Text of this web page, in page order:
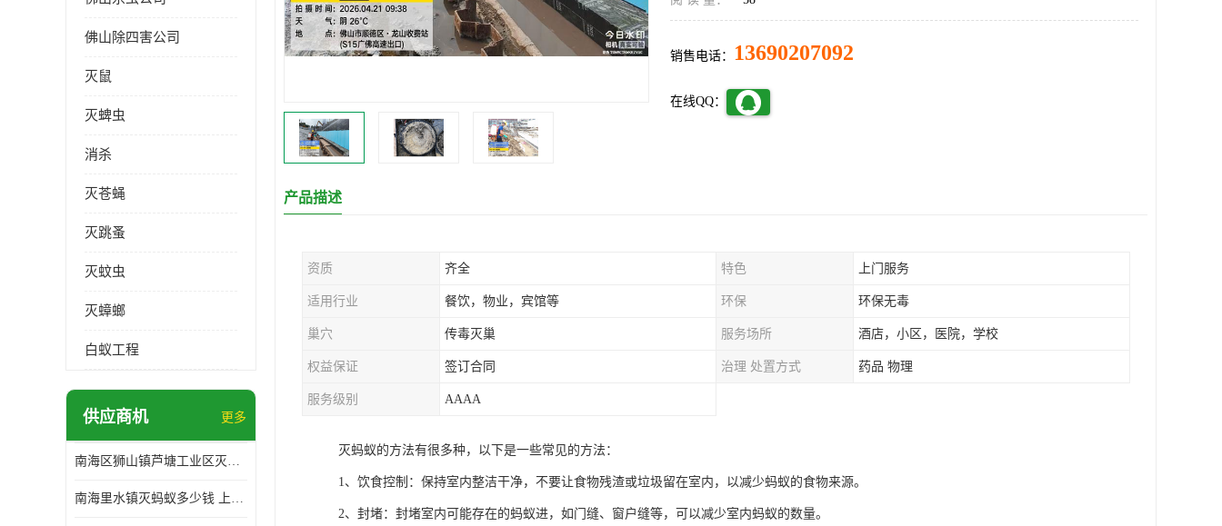
佛山除四害公司
灭鼠
灭蜱虫
消杀
灭苍蝇
灭跳蚤
灭蚊虫
灭蟑螂
白蚁工程
供应商机 更多
南海区狮山镇芦塘工业区灭白蚁多少钱 上门服务 确定方案
南海里水镇灭蚂蚁多少钱 上门服务 确定方案
销售电话： 13690207092
在线QQ：
产品描述
资质 齐全 特色 上门服务
适用行业 餐饮，物业，宾馆等 环保 环保无毒
巢穴 传毒灭巢 服务场所 酒店，小区，医院，学校
权益保证 签订合同 治理 处置方式 药品 物理
服务级别 AAAA
灭蚂蚁的方法有很多种，以下是一些常见的方法：
1、饮食控制：保持室内整洁干净，不要让食物残渣或垃圾留在室内，以减少蚂蚁的食物来源。
2、封堵：封堵室内可能存在的蚂蚁进，如门缝、窗户缝等，可以减少室内蚂蚁的数量。